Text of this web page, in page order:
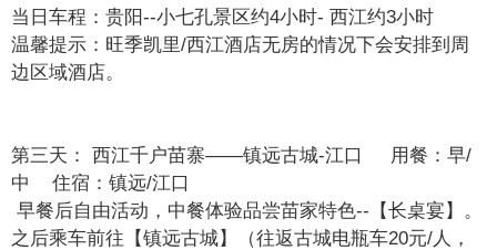
当日车程：贵阳--小七孔景区约4小时- 西江约3小时
温馨提示：旺季凯里/西江酒店无房的情况下会安排到周
边区域酒店。
第三天： 西江千户苗寨——镇远古城-江口 用餐：早/
中 住宿：镇远/江口
早餐后自由活动，中餐体验品尝苗家特色--【长桌宴】。
之后乘车前往【镇远古城】（往返古城电瓶车20元/人，